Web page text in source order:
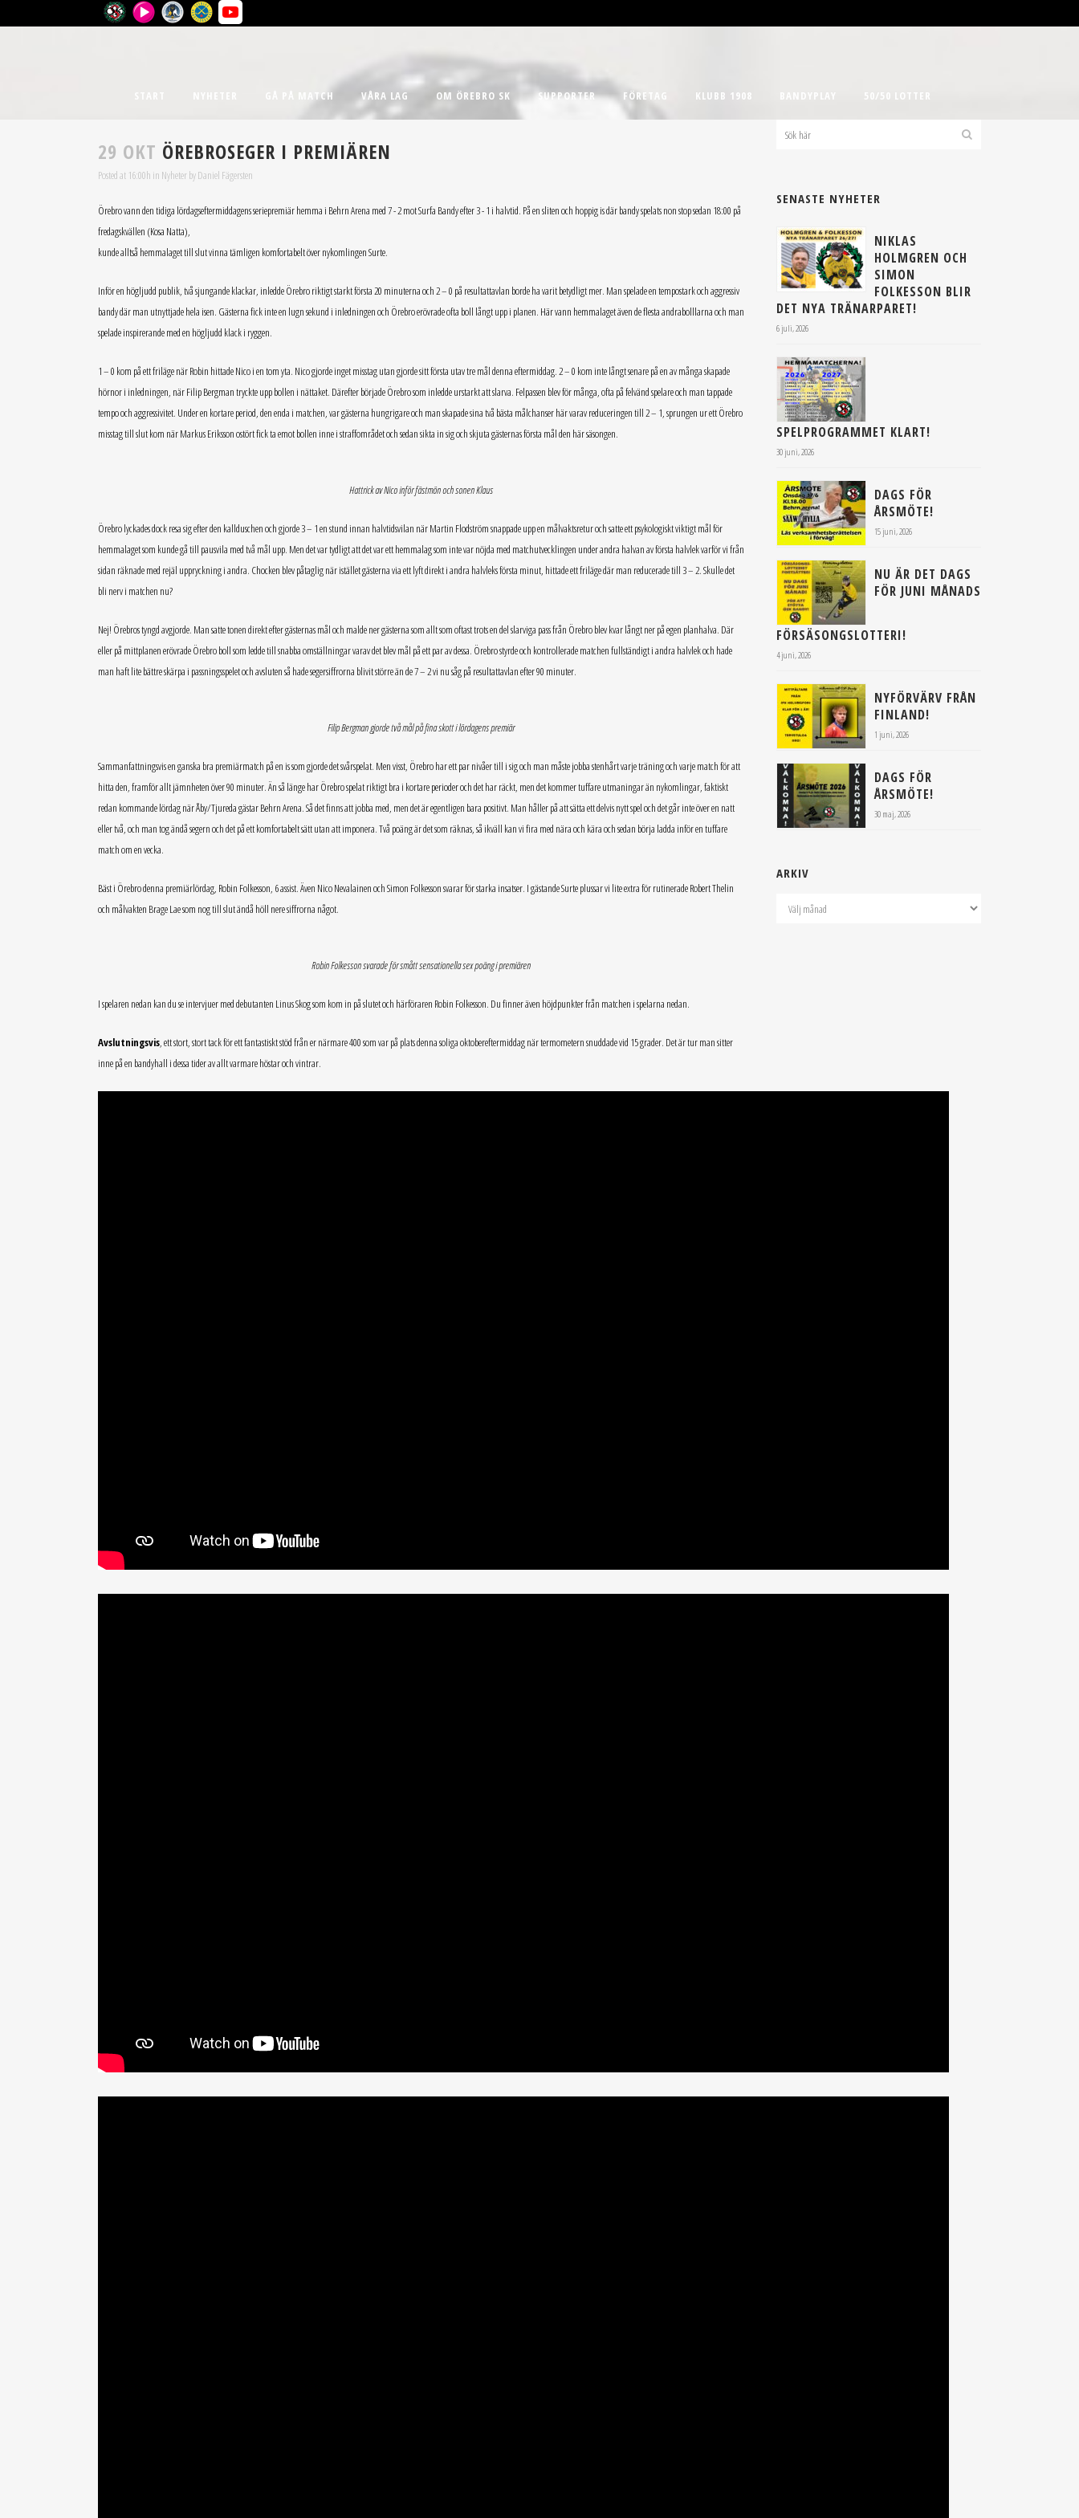
GÅ PÅ MATCH VÅRA LAG OM ÖREBRO SK SUPPORTER FÖRETAG KLUBB 1908 BANDYPLAY 50/50 LOTTER
29 OKT ÖREBROSEGER I PREMIÄREN
Posted at 16:00h in NyheterbyDaniel Fägersten
Örebro vann den tidiga lördagseftermiddagens seriepremiär hemma i Behrn Arena med 7 - 2 mot Surfa Bandy efter 3 - 1 i halvtid. På en sliten och hoppig is där bandy spelats non stop sedan 18:00 på
fredagskvällen (Kosa Natta),
kunde alltså hemmalaget till slut vinna tämligen komfortabelt över nykomlingen Surte.
Inför en högljudd publik, två sjungande klackar, inledde Örebro riktigt starkt första 20 minuterna och 2 – 0 på resultattavlan borde ha varit betydligt mer. Man spelade en tempostark och aggressiv
bandy där man utnyttjade hela isen. Gästerna fick inte en lugn sekund i inledningen och Örebro erövrade ofta boll långt upp i planen. Här vann hemmalaget även de flesta andrabolllarna och man
spelade inspirerande med en högljudd klack i ryggen.
1 – 0 kom på ett friläge när Robin hittade Nico i en tom yta. Nico gjorde inget misstag utan gjorde sitt första utav tre mål denna eftermiddag. 2 – 0 kom inte långt senare på en av många skapade
hörnor i inledningen, när Filip Bergman tryckte upp bollen i nättaket. Därefter började Örebro som inledde urstarkt att slarva. Felpassen blev för många, ofta på felvänd spelare och man tappade
tempo och aggressivitet. Under en kortare period, den enda i matchen, var gästerna hungrigare och man skapade sina två bästa målchanser här varav reduceringen till 2 – 1, sprungen ur ett Örebro
misstag till slut kom när Markus Eriksson ostört fick ta emot bollen inne i straffområdet och sedan sikta in sig och skjuta gästernas första mål den här säsongen.
Hattrick av Nico inför fästmön och sonen Klaus
Örebro lyckades dock resa sig efter den kallduschen och gjorde 3 – 1 en stund innan halvtidsvilan när Martin Flodström snappade upp en målvaktsretur och satte ett psykologiskt viktigt mål för
hemmalaget som kunde gå till pausvila med två mål upp. Men det var tydligt att det var ett hemmalag som inte var nöjda med matchutvecklingen under andra halvan av första halvlek varför vi från
sidan räknade med rejäl uppryckning i andra. Chocken blev påtaglig när istället gästerna via ett lyft direkt i andra halvleks första minut, hittade ett friläge där man reducerade till 3 – 2. Skulle det
bli nerv i matchen nu?
Nej! Örebros tyngd avgjorde. Man satte tonen direkt efter gästernas mål och malde ner gästerna som allt som oftast trots en del slarviga pass från Örebro blev kvar långt ner på egen planhalva. Där
eller på mittplanen erövrade Örebro boll som ledde till snabba omställningar varav det blev mål på ett par av dessa. Örebro styrde och kontrollerade matchen fullständigt i andra halvlek och hade
man haft lite bättre skärpa i passningsspelet och avsluten så hade segersiffrorna blivit större än de 7 – 2 vi nu såg på resultattavlan efter 90 minuter.
Filip Bergman gjorde två mål på fina skott i lördagens premiär
Sammanfattningsvis en ganska bra premiärmatch på en is som gjorde det svårspelat. Men visst, Örebro har ett par nivåer till i sig och man måste jobba stenhårt varje träning och varje match för att
hitta den, framför allt jämnheten över 90 minuter. Än så länge har Örebro spelat riktigt bra i kortare perioder och det har räckt, men det kommer tuffare utmaningar än nykomlingar, faktiskt
redan kommande lördag när Åby/Tjureda gästar Behrn Arena. Så det finns att jobba med, men det är egentligen bara positivt. Man håller på att sätta ett delvis nytt spel och det går inte över en natt
eller två, och man tog ändå segern och det på ett komfortabelt sätt utan att imponera. Två poäng är det som räknas, så ikväll kan vi fira med nära och kära och sedan börja ladda inför en tuffare
match om en vecka.
Bäst i Örebro denna premiärlördag, Robin Folkesson, 6 assist. Även Nico Nevalainen och Simon Folkesson svarar för starka insatser. I gästande Surte plussar vi lite extra för rutinerade Robert Thelin
och målvakten Brage Lae som nog till slut ändå höll nere siffrorna något.
Robin Folkesson svarade för smått sensationella sex poäng i premiären
I spelaren nedan kan du se intervjuer med debutanten Linus Skog som kom in på slutet och härföraren Robin Folkesson. Du finner även höjdpunkter från matchen i spelarna nedan.
Avslutningsvis, ett stort, stort tack för ett fantastiskt stöd från er närmare 400 som var på plats denna soliga oktobereftermiddag när termometern snuddade vid 15 grader. Det är tur man sitter
inne på en bandyhall i dessa tider av allt varmare höstar och vintrar.
SENASTE NYHETER
NIKLAS
HOLMGREN OCH
SIMON
FOLKESSON BLIR
DET NYA TRÄNARPARET!
6 juli, 2026
SPELPROGRAMMET KLART!
30 juni, 2026
DAGS FÖR
ÅRSMÖTE!
15 juni, 2026
NU ÄR DET DAGS
FÖR JUNI MÅNADS
FÖRSÄSONGSLOTTERI!
4 juni, 2026
NYFÖRVÄRV FRÅN
FINLAND!
1 juni, 2026
DAGS FÖR
ÅRSMÖTE!
30 maj, 2026
ARKIV
Arkiv